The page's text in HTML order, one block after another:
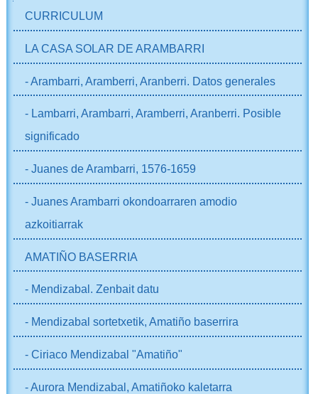
CURRICULUM
LA CASA SOLAR DE ARAMBARRI
- Arambarri, Aramberri, Aranberri. Datos generales
- Lambarri, Arambarri, Aramberri, Aranberri. Posible
significado
- Juanes de Arambarri, 1576-1659
- Juanes Arambarri okondoarraren amodio
azkoitiarrak
AMATIÑO BASERRIA
- Mendizabal. Zenbait datu
- Mendizabal sortetxetik, Amatiño baserrira
- Ciriaco Mendizabal "Amatiño"
- Aurora Mendizabal, Amatiñoko kaletarra